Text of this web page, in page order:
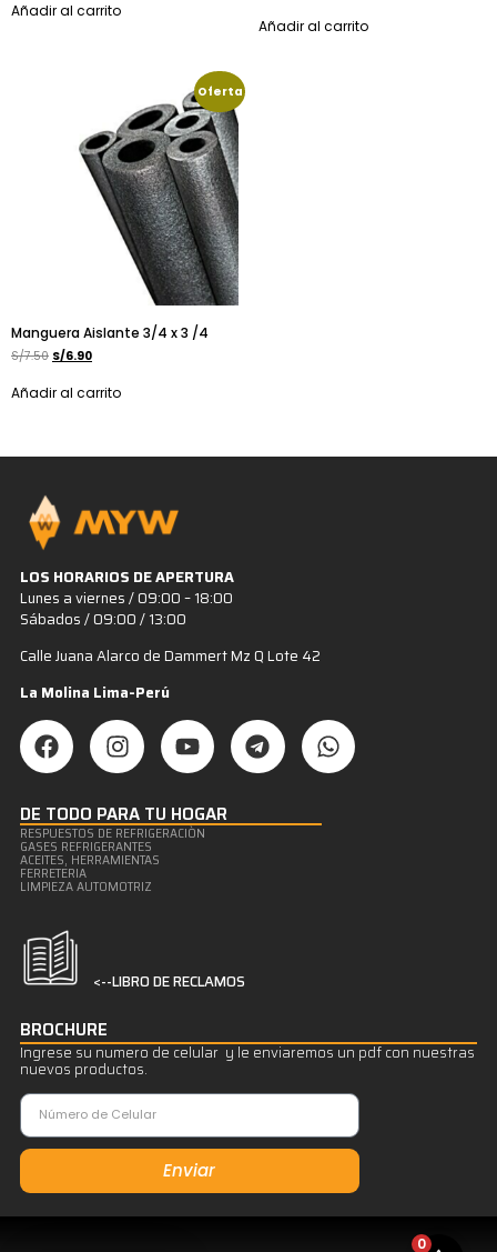
Añadir al carrito
Añadir al carrito
Oferta
Manguera Aislante 3/4 x 3 /4
S/7.50 S/6.90
Añadir al carrito
LOS HORARIOS DE APERTURA
Lunes a viernes / 09:00 – 18:00
Sábados / 09:00 / 13:00
Calle Juana Alarco de Dammert Mz Q Lote 42
La Molina Lima-Perú
DE TODO PARA TU HOGAR
RESPUESTOS DE REFRIGERACIÒN
GASES REFRIGERANTES
ACEITES, HERRAMIENTAS
FERRETERIA
LIMPIEZA AUTOMOTRIZ
<--LIBRO DE RECLAMOS
BROCHURE
Ingrese su numero de celular y le enviaremos un pdf con nuestras
nuevos productos.
Enviar
0